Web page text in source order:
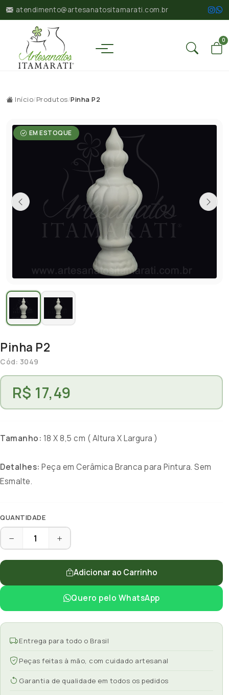
atendimento@artesanatositamarati.com.br
0
Início/Produtos/Pinha P2
EM ESTOQUE
Pinha P2
Cód: 3049
R$ 17,49
Tamanho: 18 X 8,5 cm ( Altura X Largura )
Detalhes: Peça em Cerâmica Branca para Pintura. Sem
Esmalte.
QUANTIDADE
Adicionar ao Carrinho
Quero pelo WhatsApp
Entrega para todo o Brasil
Peças feitas à mão, com cuidado artesanal
Garantia de qualidade em todos os pedidos